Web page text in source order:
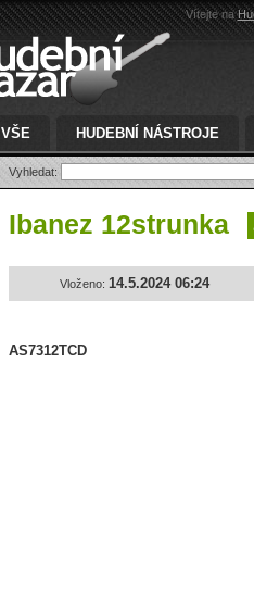
Vítejte na
VŠE HUDEBNÍ NÁSTROJE
Vyhledat:
Ibanez 12strunka
Vloženo: 14.5.2024 06:24
AS7312TCD